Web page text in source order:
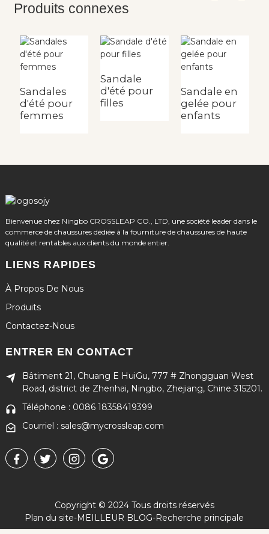
Produits connexes
Sandales
d'été pour
femmes
Sandale
d'été pour
filles
Sandale en
gelée pour
enfants
Bienvenue chez Ningbo CROSSLEAP CO., LTD, une société leader dans le
commerce de chaussures dédiée à la fourniture de chaussures de haute
qualité et rentables aux clients du monde entier.
LIENS RAPIDES
À Propos De Nous
Produits
Contactez-Nous
ENTRER EN CONTACT
Bâtiment 21, Chuang E HuiGu, 777 # Zhongguan West
Road, district de Zhenhai, Ningbo, Zhejiang, Chine 315201.
Téléphone : 0086 18358419399
Courriel : sales@mycrossleap.com
Copyright © 2024 Tous droits réservés
Plan du site-MEILLEUR BLOG-Recherche principale